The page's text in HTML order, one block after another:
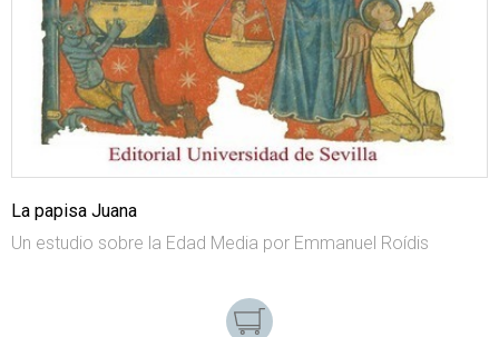
La papisa Juana
Un estudio sobre la Edad Media por Emmanuel Roídis